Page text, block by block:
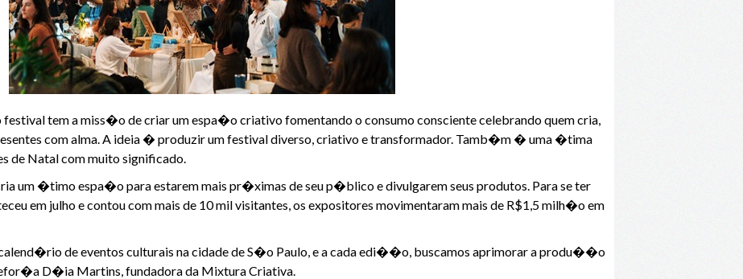
festival tem a miss�o de criar um espa�o criativo fomentando o consumo consciente celebrando quem cria,
com alma. A ideia � produzir um festival diverso, criativo e transformador. Tamb�m � uma �tima
de Natal com muito significado.
um �timo espa�o para estarem mais pr�ximas de seu p�blico e divulgarem seus produtos. Para se ter
em julho e contou com mais de 10 mil visitantes, os expositores movimentaram mais de R$1,5 milh�o em
de eventos culturais na cidade de S�o Paulo, e a cada edi��o, buscamos aprimorar a produ��o
D�ia Martins, fundadora da Mixtura Criativa.